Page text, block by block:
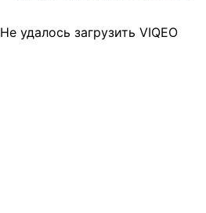
Не удалось загрузить VIQEO